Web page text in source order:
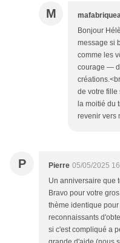
M
Bonjour
message si
comme les
courage —
de votre fille
la moitié du
revenir vers
P Pierre 05/05/2025
Un anniversaire que
Bravo pour votre
thème identique
reconnaissants
si c'est compliqué a